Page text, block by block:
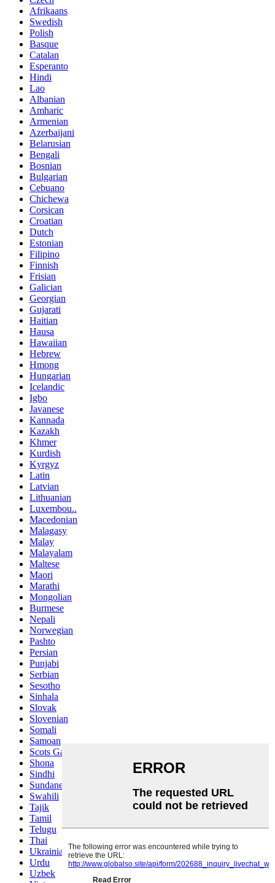
Afrikaans
Swedish
Polish
Basque
Catalan
Esperanto
Hindi
Lao
Albanian
Amharic
Armenian
Azerbaijani
Belarusian
Bengali
Bosnian
Bulgarian
Cebuano
Chichewa
Corsican
Croatian
Dutch
Estonian
Filipino
Finnish
Frisian
Galician
Georgian
Gujarati
Haitian
Hausa
Hawaiian
Hebrew
Hmong
Hungarian
Icelandic
Igbo
Javanese
Kannada
Kazakh
Khmer
Kurdish
Kyrgyz
Latin
Latvian
Lithuanian
Luxembou..
Macedonian
Malagasy
Malay
Malayalam
Maltese
Maori
Marathi
Mongolian
Burmese
Nepali
Norwegian
Pashto
Persian
Punjabi
Serbian
Sesotho
Sinhala
Slovak
Slovenian
Somali
Samoan
Scots Gaelic
Shona
Sindhi
Sundanese
Swahili
Tajik
Tamil
Telugu
Thai
Ukrainian
Urdu
Uzbek